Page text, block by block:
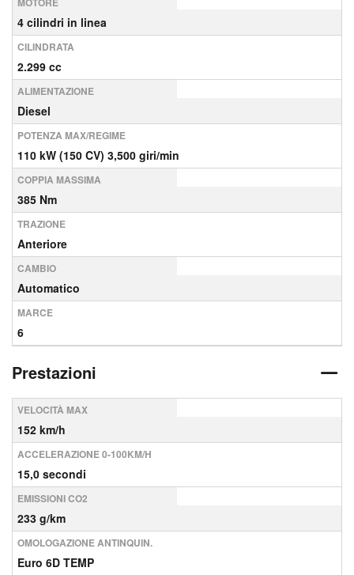
4 cilindri in linea
CILINDRATA
2.299 cc
ALIMENTAZIONE
Diesel
POTENZA MAX/REGIME
110 kW (150 CV) 3,500 giri/min
COPPIA MASSIMA
385 Nm
TRAZIONE
Anteriore
CAMBIO
Automatico
MARCE
6
Prestazioni
VELOCITÀ MAX
152 km/h
ACCELERAZIONE 0-100KM/H
15,0 secondi
EMISSIONI CO2
233 g/km
OMOLOGAZIONE ANTINQUIN.
Euro 6D TEMP